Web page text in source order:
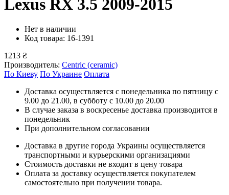
Lexus RX 3.5 2009-2015
Нет в наличии
Код товара: 16-1391
1213 ₴
Производитель: Centric (ceramic)
По Киеву По Украине Оплата
Доставка осуществляется с понедельника по пятницу с
9.00 до 21.00, в субботу с 10.00 до 20.00
В случае заказа в воскресенье доставка производится в
понедельник
При дополнительном согласовании
Доставка в другие города Украины осуществляется
транспортными и курьерскими организациями
Стоимость доставки не входит в цену товара
Оплата за доставку осуществляется покупателем
самостоятельно при получении товара.